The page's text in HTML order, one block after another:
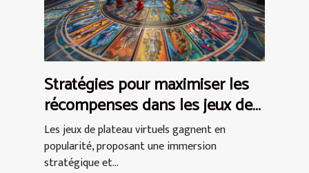
Stratégies pour maximiser les
récompenses dans les jeux de
plateau virtuels
Les jeux de plateau virtuels gagnent en
popularité, proposant une immersion
stratégique et...